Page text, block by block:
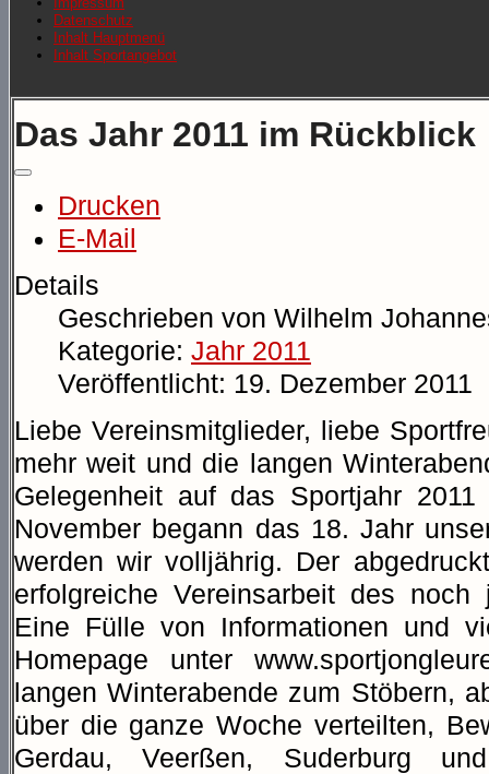
Datenschutz
Inhalt Hauptmenü
Inhalt Sportangebot
Das Jahr 2011 im Rückblick
Drucken
E-Mail
Details
Geschrieben von Wilhelm
Kategorie: Jahr 2011
Veröffentlicht: 19. Dezember 2011
Liebe Vereinsmitglieder, liebe
mehr weit und die langen
Gelegenheit auf das Sportjahr
November begann das 18. Jahr
werden wir volljährig. Der
erfolgreiche Vereinsarbeit des noch
Eine Fülle von Informationen und
Homepage unter
langen Winterabende zum Stöbern,
über die ganze Woche verteilten,
Gerdau, Veerßen, Suderburg